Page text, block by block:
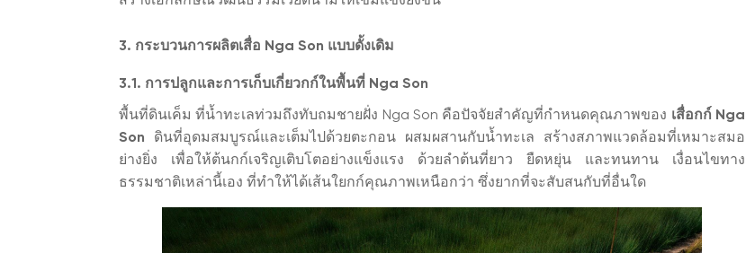
3. กระบวนการผลิตเสื่อ Nga Son แบบดั้งเดิม
3.1. การปลูกและการเก็บเกี่ยวกก์ในพื้นที่ Nga Son
พื้นที่ดินเค็ม ที่น้ำทะเลท่วมถึงทับถมชายฝั่ง Nga Son คือปัจจัยสำคัญที่กำหนดคุณภาพของ เสื่อกก์ Nga
Son ดินที่อุดมสมบูรณ์และเต็มไปด้วยตะกอน ผสมผสานกับน้ำทะเล สร้างสภาพแวดล้อมที่เหมาะสมอ
ย่างยิ่ง เพื่อให้ต้นกก์เจริญเติบโตอย่างแข็งแรง ด้วยลำต้นที่ยาว ยืดหยุ่น และทนทาน เงื่อนไขทาง
ธรรมชาติเหล่านี้เอง ที่ทำให้ได้เส้นใยกก์คุณภาพเหนือกว่า ซึ่งยากที่จะสับสนกับที่อื่นใด